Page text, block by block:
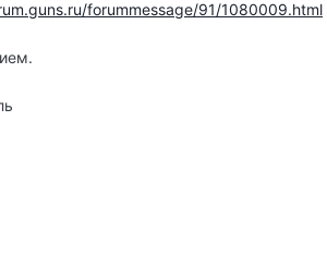
forummessage/91/1080009.html